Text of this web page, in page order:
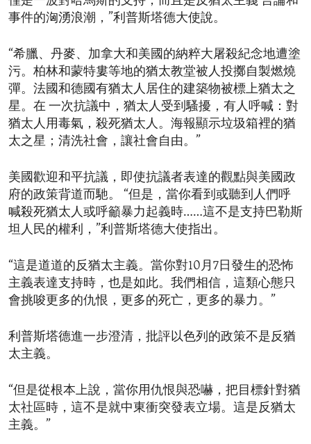
事件的洶湧浪潮，”利普斯塔德大使說。
“希臘、丹麥、加拿大和美國的納粹大屠殺紀念地遭塗
污。柏林和蒙特婁等地的猶太教堂被人投擲自製燃燒
彈。法國和德國有猶太人居住的建築物被標上猶太之
星。在 一次抗議中，猶太人受到騷擾，有人呼喊：對
猶太人用毒氣，殺死猶太人。海報顯示垃圾箱裡的猶
太之星；清洗社會，讓社會自由。”
美國歡迎和平抗議，即使抗議者表達的觀點與美國政
府的政策背道而馳。 “但是，當你看到或聽到人們呼
喊殺死猶太人或呼籲暴力起義時……這不是支持巴勒斯
坦人民的權利，”利普斯塔德大使指出。
“這是道道的反猶太主義。當你對10月7日發生的恐怖
主義表達支持時，也是如此。我們相信，這類心態只
會挑唆更多的仇恨，更多的死亡，更多的暴力。”
利普斯塔德進一步澄清，批評以色列的政策不是反猶
太主義。
“但是從根本上說，當你用仇恨與恐嚇，把目標針對猶
太社區時，這不是就中東衝突發表立場。這是反猶太
主義。”